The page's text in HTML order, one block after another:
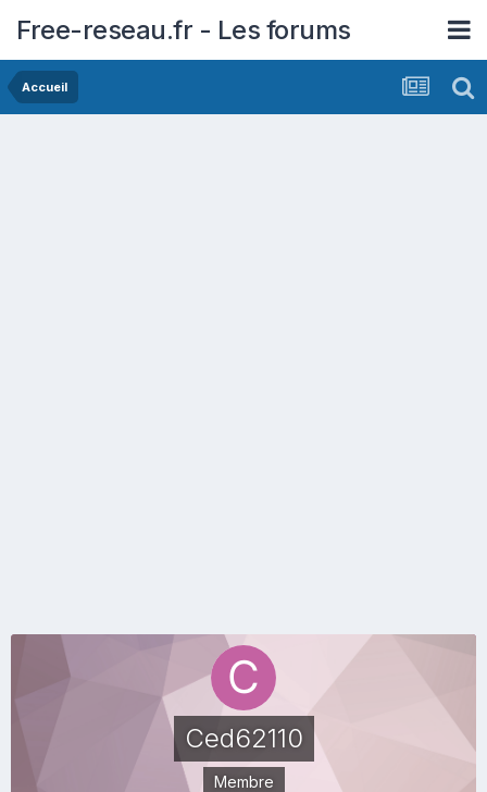
Free-reseau.fr - Les forums
Accueil
Ced62110
Membre